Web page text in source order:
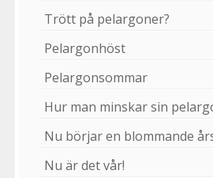
Trött på pelargoner?
Pelargonhöst
Pelargonsommar
Hur man minskar sin
Nu börjar en blommande
Nu är det vår!